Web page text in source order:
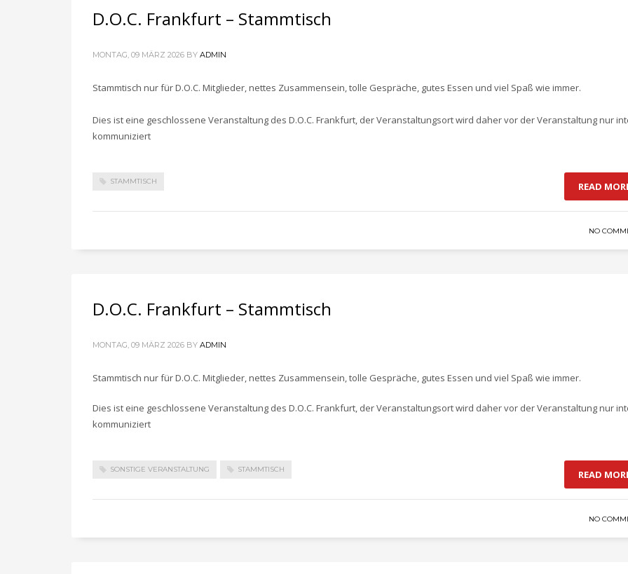
D.O.C. Frankfurt – Stammtisch
MONTAG, 09 MÄRZ 2026 BY ADMIN
Stammtisch nur für D.O.C. Mitglieder, nettes Zusammensein, tolle Gespräche, gutes Essen und viel Spaß wie immer.
Dies ist eine geschlossene Veranstaltung des D.O.C. Frankfurt, der Veranstaltungsort wird daher vor der Veranstaltung nur
kommuniziert
STAMMTISCH READ
NO
D.O.C. Frankfurt – Stammtisch
MONTAG, 09 MÄRZ 2026 BY ADMIN
Stammtisch nur für D.O.C. Mitglieder, nettes Zusammensein, tolle Gespräche, gutes Essen und viel Spaß wie immer.
Dies ist eine geschlossene Veranstaltung des D.O.C. Frankfurt, der Veranstaltungsort wird daher vor der Veranstaltung nur
kommuniziert
SONSTIGE VERANSTALTUNG STAMMTISCH READ
NO